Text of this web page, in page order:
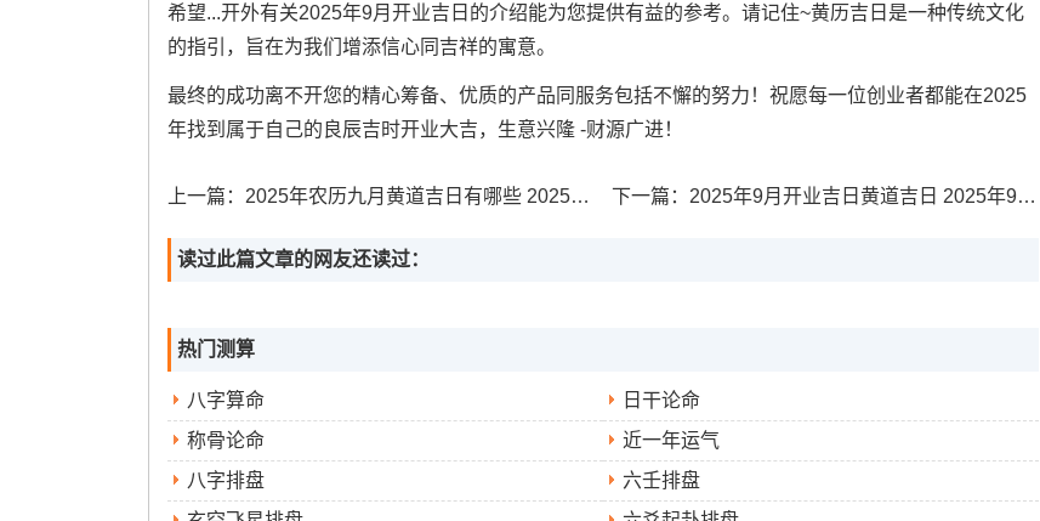
希望...开外有关2025年9月开业吉日的介绍能为您提供有益的参考。请记住~黄历吉日是一种传统文化
的指引，旨在为我们增添信心同吉祥的寓意。
最终的成功离不开您的精心筹备、优质的产品同服务包括不懈的努力！祝愿每一位创业者都能在2025
年找到属于自己的良辰吉时开业大吉，生意兴隆 -财源广进！
上一篇： 2025年农历九月黄道吉日有哪些 2025年农历九月初八 下一篇： 2025年9月开业吉日黄道吉日 2025年9月开业吉日吉时一览表
读过此篇文章的网友还读过：
热门测算
八字算命
日干论命
称骨论命
近一年运气
八字排盘
六壬排盘